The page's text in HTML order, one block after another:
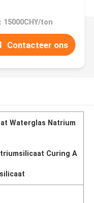
15000CHY/ton
Contacteer ons
Waterglas Natrium
Curing A